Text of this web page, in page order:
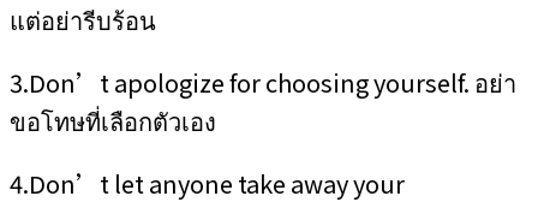
แต่อย่ารีบร้อน
3.Don’t apologize for choosing yourself. อย่า
ขอโทษที่เลือกตัวเอง
4.Don’t let anyone take away your